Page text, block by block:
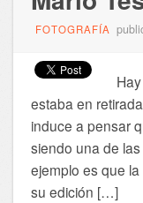
FOTOGRAFÍA
estaba en
induce a pensar
siendo una de
ejemplo es que
su edición […]